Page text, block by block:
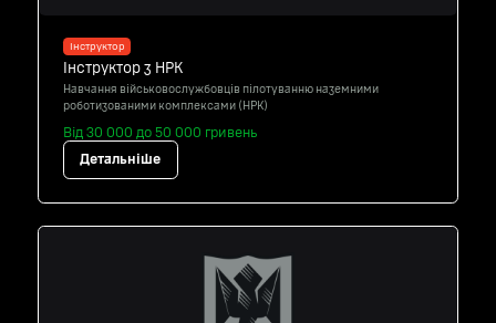
Інструктор
Інструктор з НРК
Навчання військовослужбовців пілотуванню наземними
роботизованими комплексами (НРК)
Від 30 000 до 50 000 гривень
Детальніше